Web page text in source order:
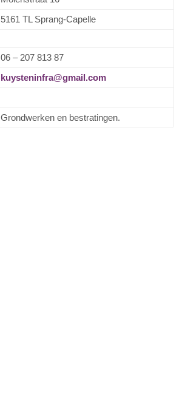
5161 TL Sprang-Capelle
06 – 207 813 87
kuysteninfra@gmail.com
Grondwerken en bestratingen.